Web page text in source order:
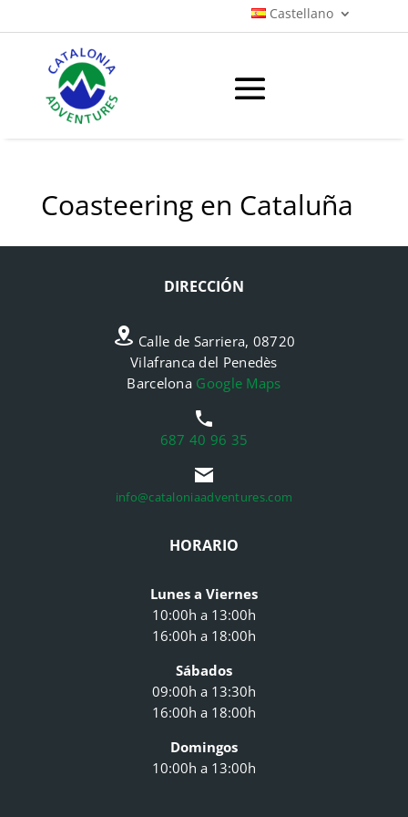
Castellano
Coasteering en Cataluña
DIRECCIÓN
Calle de Sarriera, 08720
Vilafranca del Penedès
Barcelona Google Maps
687 40 96 35
info@cataloniaadventures.com
HORARIO
Lunes a Viernes
10:00h a 13:00h
16:00h a 18:00h
Sábados
09:00h a 13:30h
16:00h a 18:00h
Domingos
10:00h a 13:00h